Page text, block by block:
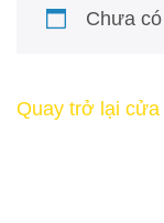
Chưa
Quay trở lại cửa